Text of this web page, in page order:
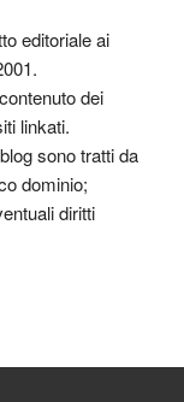
editoriale ai
dei
linkati.
sono tratti da
dominio;
diritti